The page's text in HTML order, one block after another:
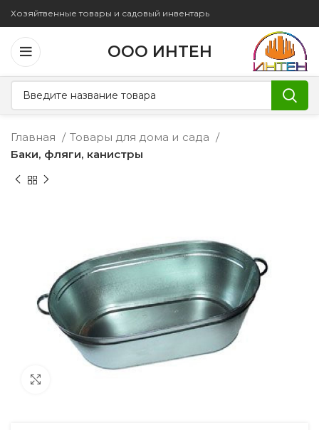
Хозяйтвенные товары и садовый инвентарь
ООО ИНТЕН
Главная
Товары для дома и сада
Баки, фляги, канистры